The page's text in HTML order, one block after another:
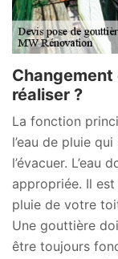
réaliser ?
La fonction
l’eau de pluie
l’évacuer.
appropriée. Il
pluie de votre
Une gouttière
être toujours